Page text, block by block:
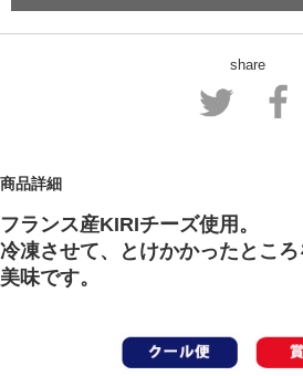
share
商品詳細
フランス産KIRIチーズ使用。
冷凍させて、とけかかったとこ
美味です。